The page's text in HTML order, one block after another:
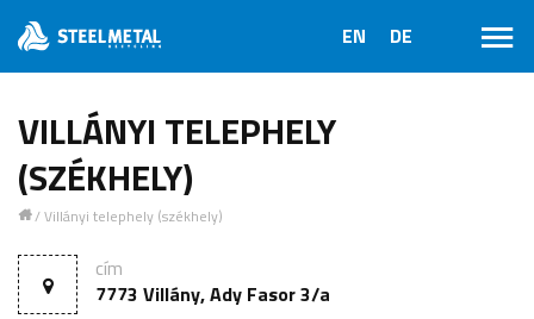
VILLÁNYI TELEPHELY
(SZÉKHELY)
1/Villányi telephely (székhely)
cím
7773 Villány, Ady Fasor 3/a